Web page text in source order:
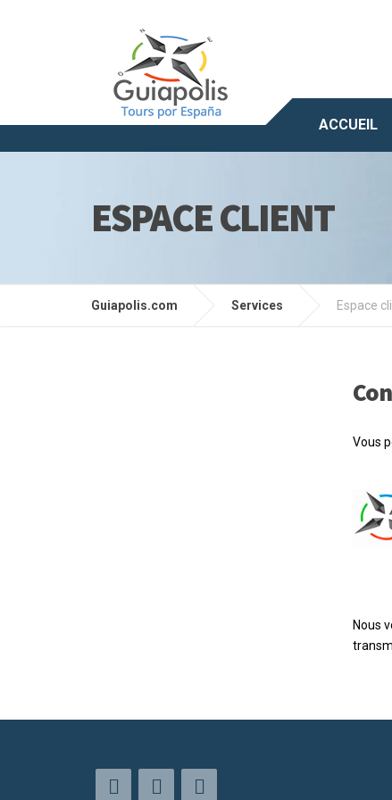
ACCUEIL
ESPACE CLIENT
Guiapolis.com Services Espace
Vous
Nous